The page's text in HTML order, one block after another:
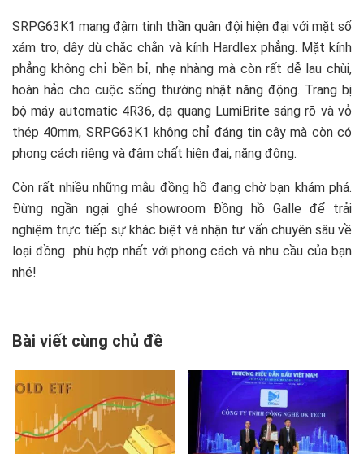
SRPG63K1 mang đậm tinh thần quân đội hiện đại với mặt số
xám tro, dây dù chắc chắn và kính Hardlex phẳng. Mặt kính
phẳng không chỉ bền bỉ, nhẹ nhàng mà còn rất dễ lau chùi,
hoàn hảo cho cuộc sống thường nhật năng động. Trang bị
bộ máy automatic 4R36, dạ quang LumiBrite sáng rõ và vỏ
thép 40mm, SRPG63K1 không chỉ đáng tin cậy mà còn có
phong cách riêng và đậm chất hiện đại, năng động.
Còn rất nhiều những mẫu đồng hồ đang chờ bạn khám phá.
Đừng ngần ngại ghé showroom Đồng hồ Galle để trải
nghiệm trực tiếp sự khác biệt và nhận tư vấn chuyên sâu về
loại đồng phù hợp nhất với phong cách và nhu cầu của bạn
nhé!
Bài viết cùng chủ đề